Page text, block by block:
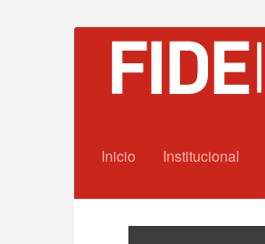
Inicio Institucional